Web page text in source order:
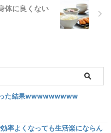
体に良くない
た結果wwwwwwwww
率よくなっても生活楽にならん